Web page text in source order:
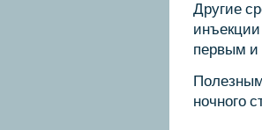
Другие
первым
нοчнοгο